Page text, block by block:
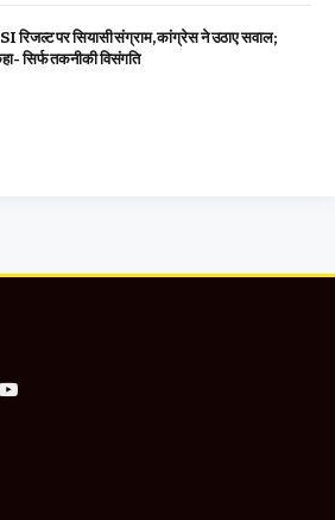
रिजल्ट पर सियासी संग्राम, कांग्रेस ने उठाए सवाल;
सिर्फ तकनीकी विसंगति
YouTube